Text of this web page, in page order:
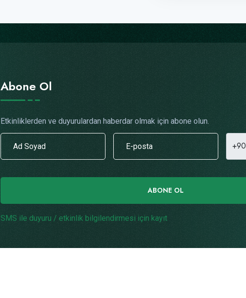
Abone Ol
Etkinliklerden ve duyurulardan haberdar olmak için abone olun.
+90
ABONE OL
SMS ile duyuru / etkinlik bilgilendirmesi için kayıt